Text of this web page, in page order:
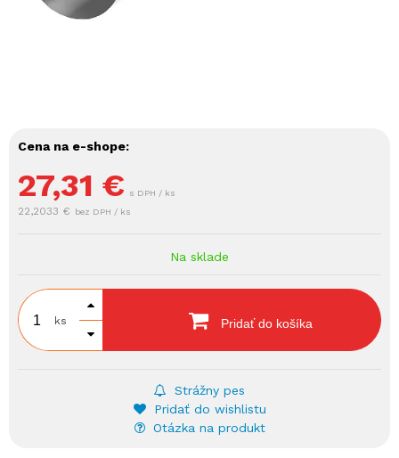
Cena na e-shope:
27,31 € s DPH / ks
22,2033 € bez DPH / ks
Na sklade
ks Pridať do košíka
Strážny pes
Pridať do wishlistu
Otázka na produkt